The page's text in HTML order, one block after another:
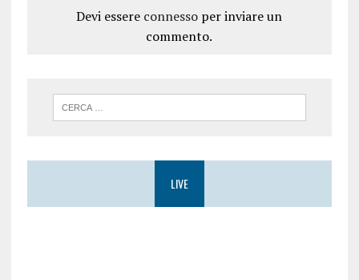
Devi essere connesso per inviare un
commento.
LIVE